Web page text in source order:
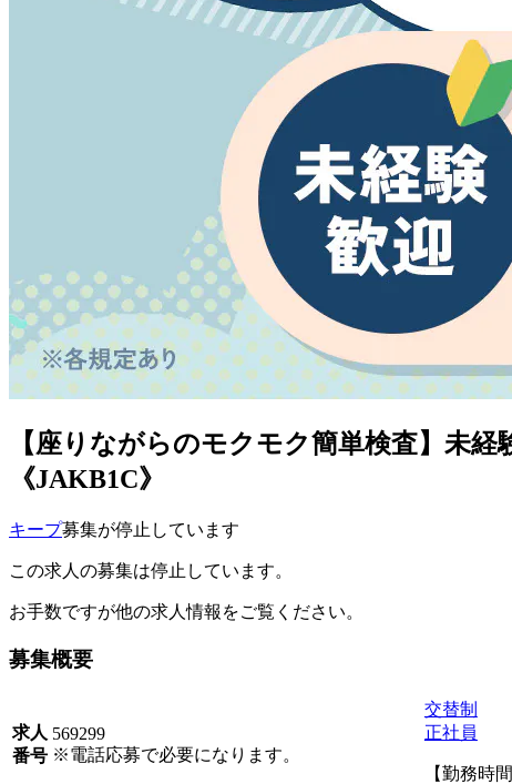
【座りながらのモクモク簡単検査】未経
《JAKB1C》
キープ募集が停止しています
この求人の募集は停止しています。
お手数ですが他の求人情報をご覧ください。
募集概要
求人
番号
569299
※電話応募で必要になります。
交替制
正社員
【勤務時間